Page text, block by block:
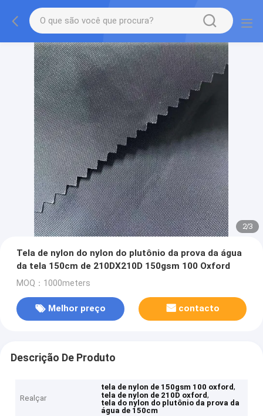
2/3
Tela de nylon do nylon do plutônio da prova da água
da tela 150cm de 210DX210D 150gsm 100 Oxford
MOQ：1000meters
Melhor preço contacto
Descrição De Produto
Realçar
tela de nylon de 150gsm 100 oxford,
tela de nylon de 210D oxford,
tela do nylon do plutônio da prova da
água de 150cm